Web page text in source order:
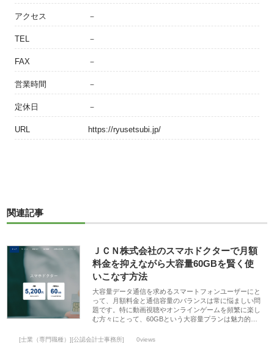
アクセス －
TEL －
FAX －
営業時間 －
定休日 －
URL https://ryusetsubi.jp/
関連記事
ＪＣＮ株式会社のスマホドクターで月額
料金を抑えながら大容量60GBを賢く使
いこなす方法
大容量データ通信を求めるスマートフォンユーザーにと
って、月額料金と通信容量のバランスは常に悩ましい問
題です。特に動画視聴やオンラインゲームを頻繁に楽し
む方々にとって、60GBという大容量プランは魅力的…
[士業（専門職種）][公認会計士事務所] 0views